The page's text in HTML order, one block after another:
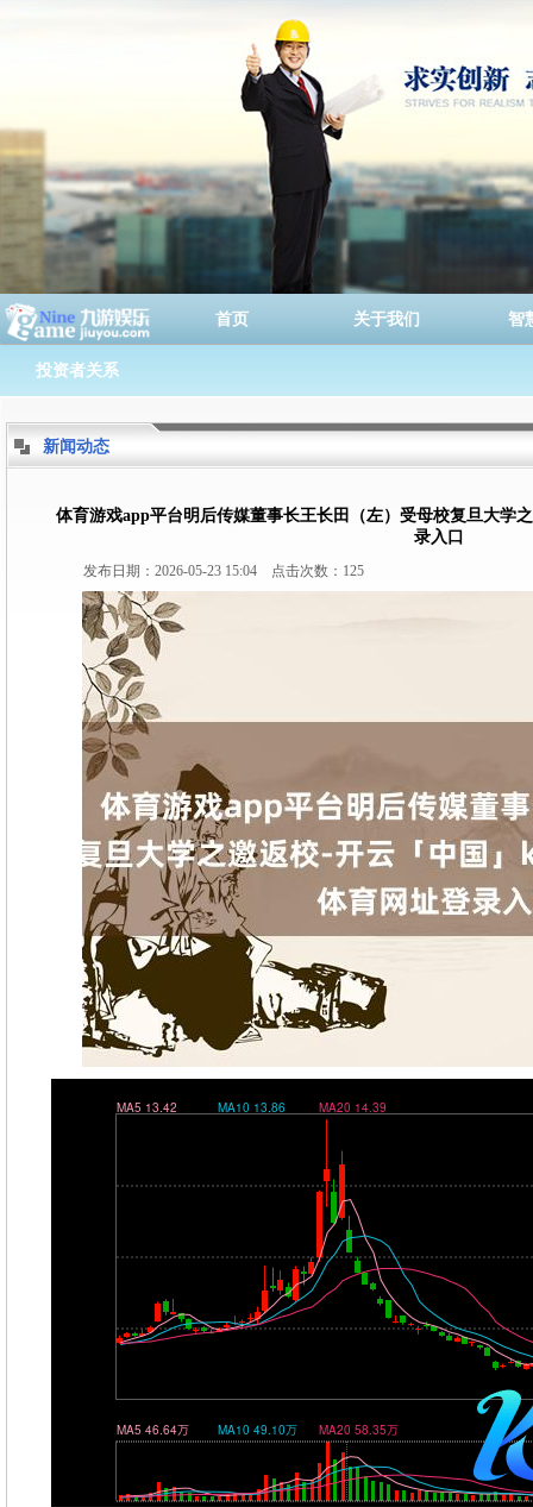
首页 关于我们 智
投资者关系
新闻动态
体育游戏app平台明后传媒董事长王长田（左）受母校复旦大学
录入口
发布日期：2026-05-23 15:04 点击次数：125